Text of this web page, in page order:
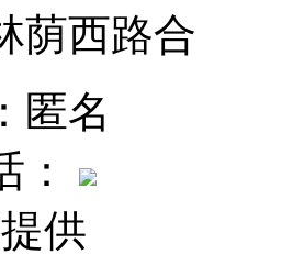
荫西路合
匿名
：
供